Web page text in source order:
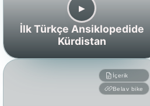
▶︎
İlk Türkçe Ansiklopedide
Kürdistan
İçerik
Belav bike